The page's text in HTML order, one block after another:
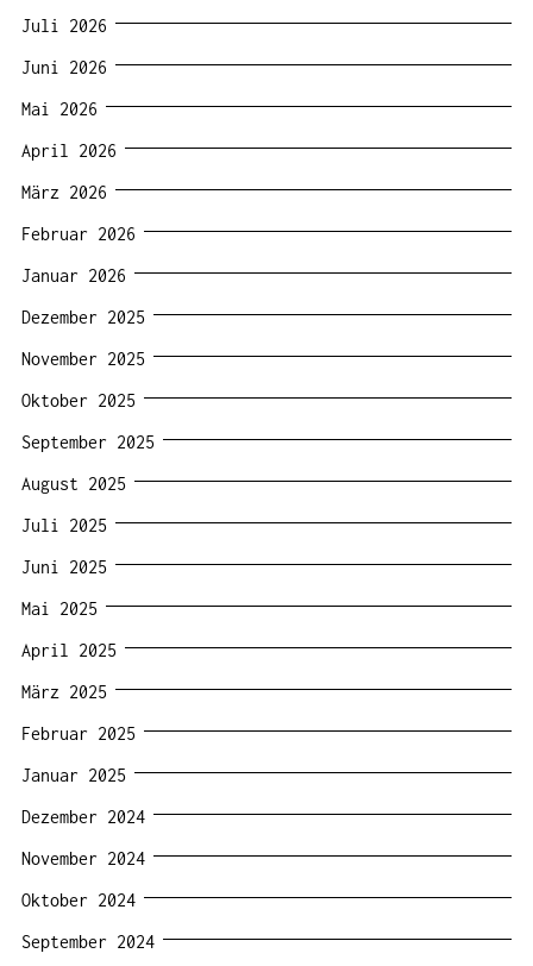
Juli 2026
Juni 2026
Mai 2026
April 2026
März 2026
Februar 2026
Januar 2026
Dezember 2025
November 2025
Oktober 2025
September 2025
August 2025
Juli 2025
Juni 2025
Mai 2025
April 2025
März 2025
Februar 2025
Januar 2025
Dezember 2024
November 2024
Oktober 2024
September 2024